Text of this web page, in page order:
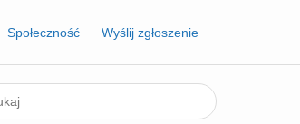
Społeczność Wyślij zgłoszenie